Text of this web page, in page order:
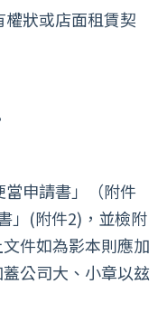
狀或店面租賃契
申請書」（附件
」(附件2)，並檢附
件如為影本則應加
公司大、小章以玆